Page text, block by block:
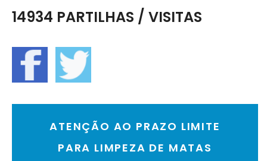
14934 PARTILHAS / VISITAS
ATENÇÃO AO PRAZO LIMITE
PARA LIMPEZA DE MATAS